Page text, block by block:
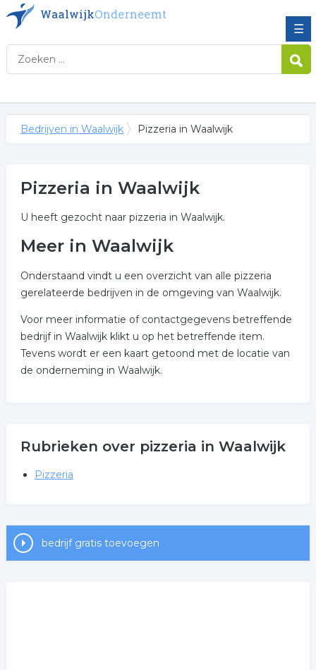
☰
Bedrijven in Waalwijk Pizzeria in Waalwijk
Pizzeria in Waalwijk
U heeft gezocht naar pizzeria in Waalwijk.
Meer in Waalwijk
Onderstaand vindt u een overzicht van alle pizzeria
gerelateerde bedrijven in de omgeving van Waalwijk.
Voor meer informatie of contactgegevens betreffende
bedrijf in Waalwijk klikt u op het betreffende item.
Tevens wordt er een kaart getoond met de locatie van
de onderneming in Waalwijk.
Rubrieken over pizzeria in Waalwijk
Pizzeria
bedrijf gratis toevoegen